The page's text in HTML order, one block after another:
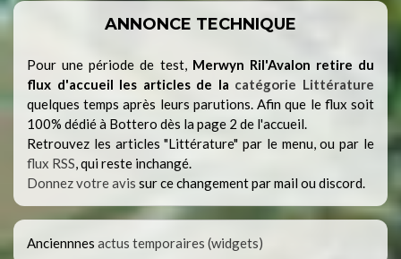
ANNONCE TECHNIQUE
Pour une période de test,Merwyn Ril'Avalon retire du
flux d'accueil les articles de la catégorie Littérature
quelques temps après leurs parutions. Afin que le flux soit
100% dédié à Bottero dès la page 2 de l'accueil.
Retrouvez les articles "Littérature" par le menu, ou par le
flux RSS, qui reste inchangé.
Donnez votre avis sur ce changement par mail ou discord.
Anciennnes actus temporaires (widgets)